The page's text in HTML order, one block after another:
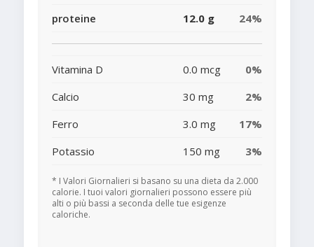
proteine
12.0 g 24%
Vitamina D 0.0 mcg
0%
Calcio
30 mg
2%
Ferro
3.0 mg
17%
Potassio
150 mg 3%
* I Valori Giornalieri si basano su una dieta da 2.000
calorie. I tuoi valori giornalieri possono essere più
alti o più bassi a seconda delle tue esigenze
caloriche.